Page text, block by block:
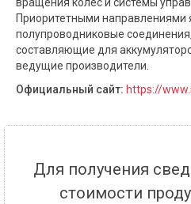
вращения колес и системы
Приоритетными направлениями
полупроводниковые
составляющие для
ведущие производители.
Официальный сайт: https://
Для получения
стоимости